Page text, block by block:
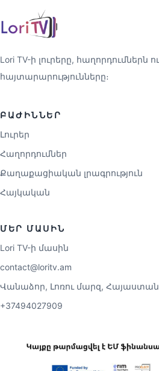
Lori TV-ի լուրերը, հաղորդումներն ու
հայտարարությունները։
ԲԱԺԻՆՆԵՐ
Լուրեր
Հաղորդումներ
Քաղաքացիական լրագրություն
Հայկական
ՄԵՐ ՄԱՍԻՆ
Lori TV-ի մասին
contact@loritv.am
Վանաձոր, Լոռու մարզ, Հայաստան
+37494027909